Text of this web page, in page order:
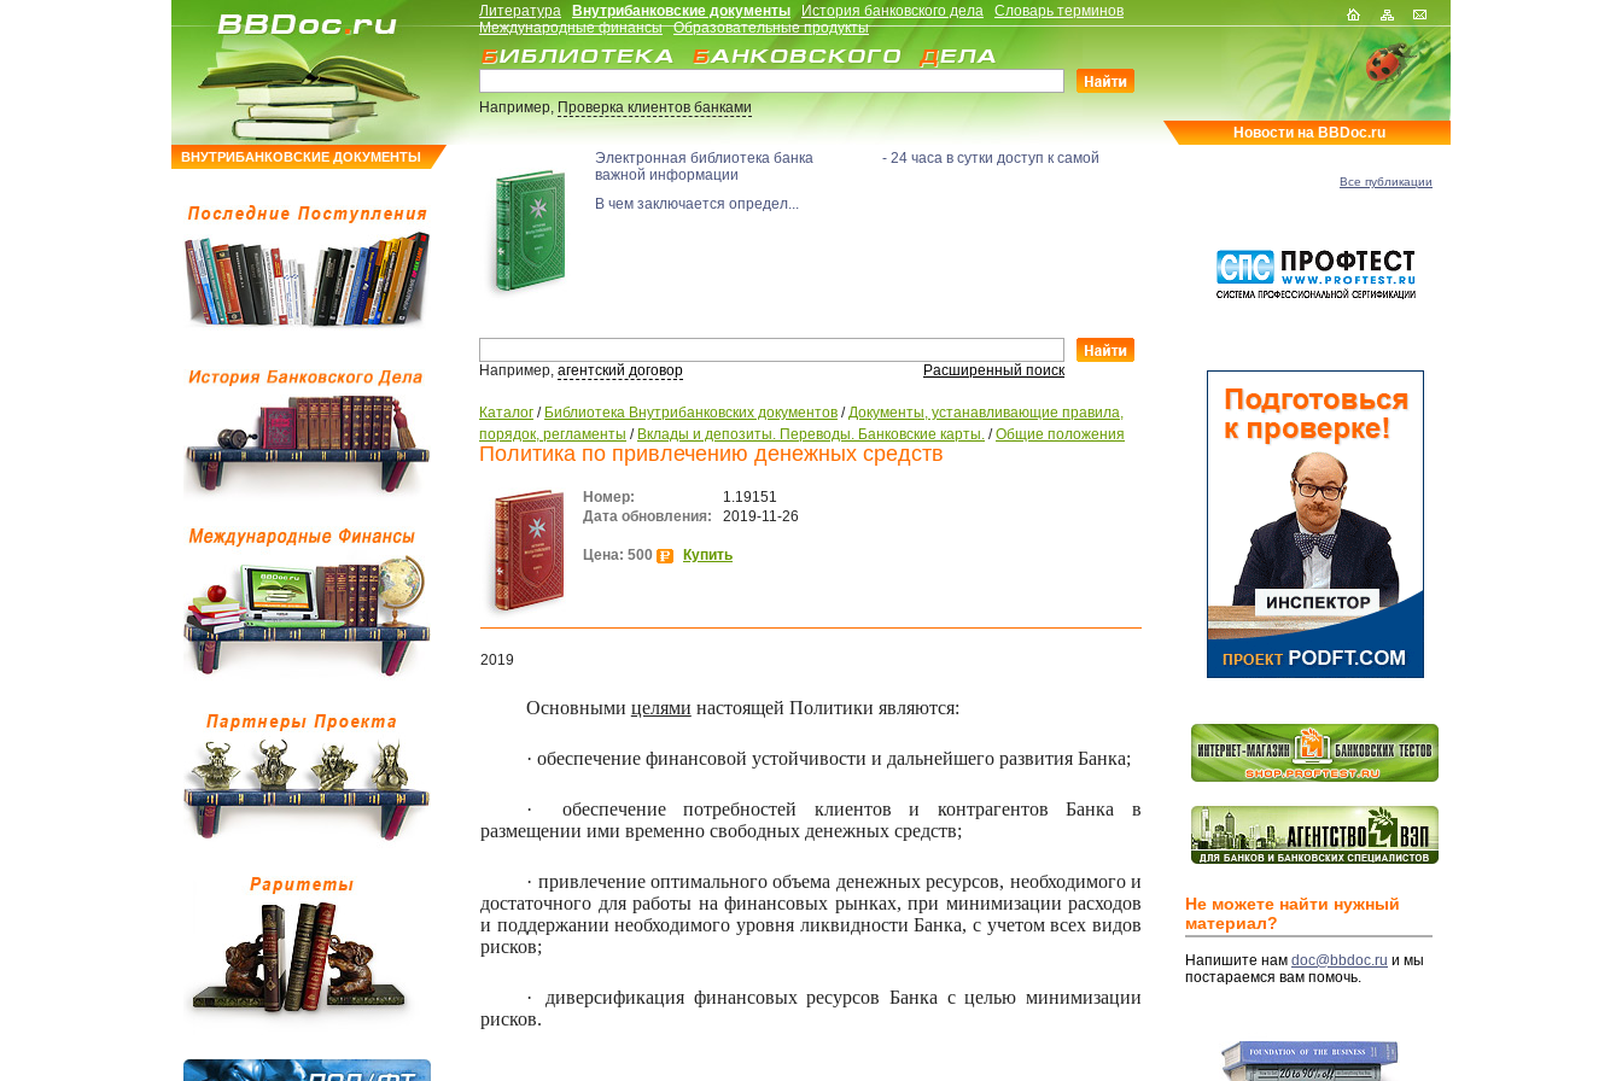
ВНУТРИБАНКОВСКИЕ ДОКУМЕНТЫ
Литература Внутрибанковские документы История банковского дела
Словарь терминов
Международные финансы
Образовательные продукты
Например,Проверка клиентов банками
Электронная библиотека банка - 24 часа в сутки доступ к самой
важной информации
В чем заключается определ...
Например, агентский договор Расширенный поиск
Каталог / Библиотека Внутрибанковских документов /Документы, устанавливающие правила,
порядок, регламенты / Вклады и депозиты. Переводы. Банковские карты. /Общие положения
Политика по привлечению денежных средств
Номер:
1.19151
Дата обновления:
2019-11-26
Цена: 500 Купить
2019
Основными целями настоящей Политики являются:
· обеспечение финансовой устойчивости и дальнейшего развития Банка;
·
обеспечение потребностей клиентов и контрагентов Банка в
размещении ими временно свободных денежных средств;
· привлечение оптимального объема денежных ресурсов, необходимого и
достаточного для работы на финансовых рынках, при минимизации расходов
и поддержании необходимого уровня ликвидности Банка, с учетом всех видов
рисков;
·
диверсификация финансовых ресурсов Банка с целью минимизации
рисков.
Новости на BBDoc.ru
Все публикации
Не можете найти нужный
материал?
Напишите нам doc@bbdoc.ru и мы
постараемся вам помочь.